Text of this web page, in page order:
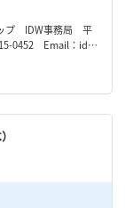
ップ IDW事務局 平
0452 Email：idw